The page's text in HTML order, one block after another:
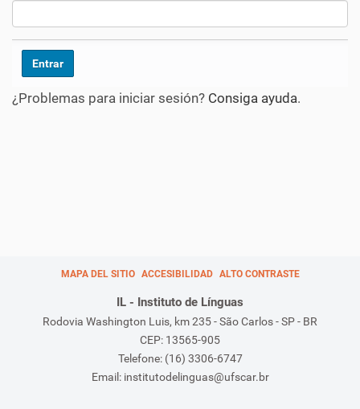
¿Problemas para iniciar sesión? Consiga ayuda.
MAPA DEL SITIO ACCESIBILIDAD ALTO CONTRASTE
IL - Instituto de Línguas
Rodovia Washington Luis, km 235 - São Carlos - SP - BR
CEP: 13565-905
Telefone: (16) 3306-6747
Email: institutodelinguas@ufscar.br